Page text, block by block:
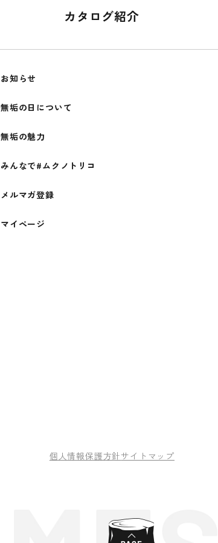
カタログ紹介
お知らせ
無垢の日について
無垢の魅力
みんなで#ムクノトリコ
メルマガ登録
マイページ
個人情報保護方針サイトマップ